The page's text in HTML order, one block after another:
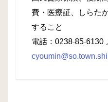
費・医療証、しらた
すること
電話：0238-85-6130